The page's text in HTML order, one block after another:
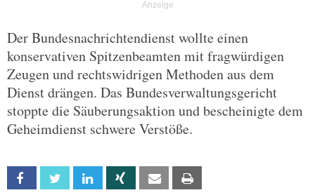
Der Bundesnachrichtendienst wollte einen
konservativen Spitzenbeamten mit fragwürdigen
Zeugen und rechtswidrigen Methoden aus dem
Dienst drängen. Das Bundesverwaltungsgericht
stoppte die Säuberungsaktion und bescheinigte dem
Geheimdienst schwere Verstöße.
Facebook Twitter Linkedin Xing Email